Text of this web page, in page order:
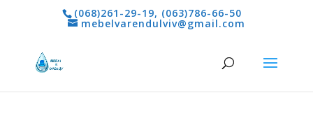
(068)261-29-19, (063)786-66-50
mebelvarendulviv@gmail.com